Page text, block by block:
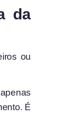
da
ou
É